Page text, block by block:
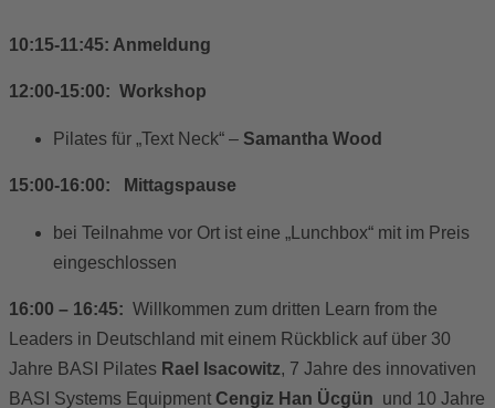
10:15-11:45: Anmeldung
12:00-15:00: Workshop
Pilates für „Text Neck“ – Samantha Wood
15:00-16:00: Mittagspause
bei Teilnahme vor Ort ist eine „Lunchbox“ mit im Preis
eingeschlossen
16:00 – 16:45: Willkommen zum dritten Learn from the
Leaders in Deutschland mit einem Rückblick auf über 30
Jahre BASI Pilates Rael Isacowitz, 7 Jahre des innovativen
BASI Systems Equipment Cengiz Han Ücgün und 10 Jahre